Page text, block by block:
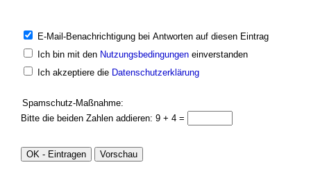
E-Mail-Benachrichtigung bei Antworten auf diesen Eintrag
Ich bin mit den Nutzungsbedingungeneinverstanden
Ich akzeptiere die Datenschutzerklärung
Spamschutz-Maßnahme:
Bitte die beiden Zahlen addieren: 9 + 4 =